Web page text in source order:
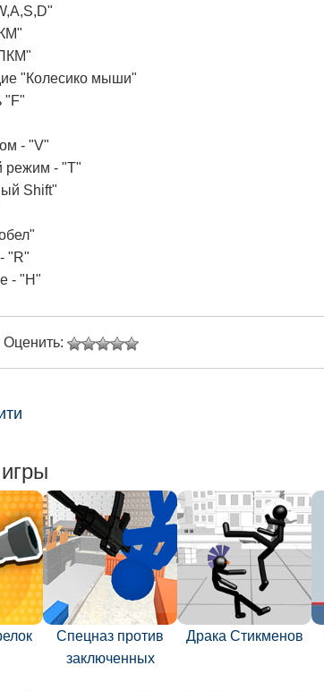
"Колесико мыши"
"F"
- "V"
режим - "T"
Shift"
"R"
- "H"
Оценить:
Спецназ против
заключенных
Драка Стикменов